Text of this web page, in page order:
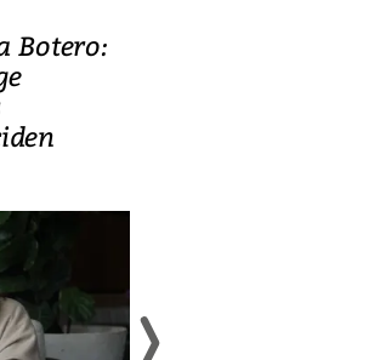
Botero: